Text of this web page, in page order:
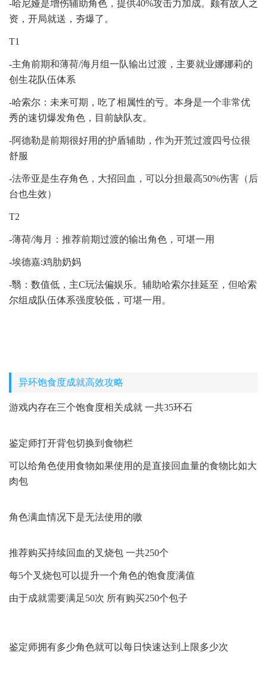
-哈尼娅是增伤辅助角色，提供40%攻击力加成。颇有故人之
资，开局就送，夯爆了。
T1
-主角前期和薄荷/海月组一队输出过渡，主要就业娜娜莉的
创生花队伍体系
-哈索尔：未来可期，吃了相属性的亏。本身是一个非常优
秀的速切爆发角色，目前缺队友。
-阿德勒是前期很好用的护盾辅助，作为开荒过渡四号位很
舒服
-法帝亚是生存角色，大招回血，可以分担最高50%伤害（后
台也生效）
T2
-薄荷/海月：推荐前期过渡的输出角色，可堪一用
-埃德嘉:鸡肋奶妈
-翳：数值低，主C玩法偏娱乐。辅助哈索尔挂延至，但哈索
尔组成队伍体系强度较低，可堪一用。
异环饱食度成就高效攻略
游戏内存在三个饱食度相关成就 一共35环石
鉴定师打开背包切换到食物栏
可以给角色使用食物如果使用的是直接回血量的食物比如大
肉包
角色满血情况下是无法使用的嗷
推荐购买持续回血的叉烧包 一共250个
每5个叉烧包可以提升一个角色的饱食度满值
由于成就需要满足50次 所有购买250个包子
鉴定师拥有多少角色就可以每日快速达到上限多少次